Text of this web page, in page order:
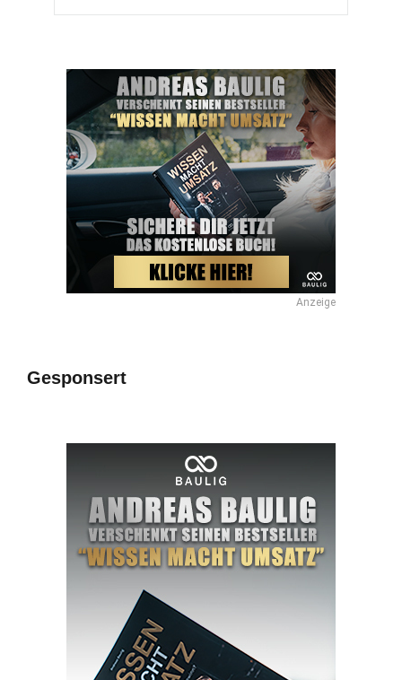
Anzeige
Gesponsert